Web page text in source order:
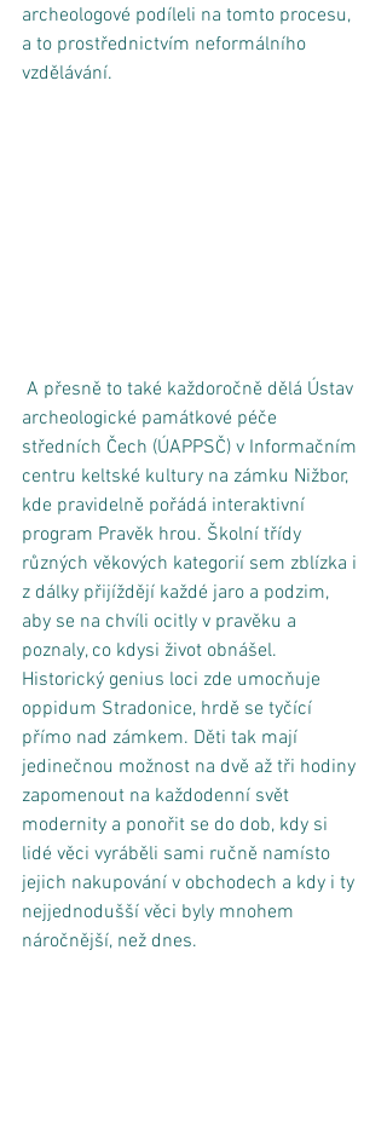
archeologové podíleli na tomto procesu,
a to prostřednictvím neformálního
vzdělávání.
archeologické památkové péče
středních Čech (ÚAPPSČ) v Informačním
centru keltské kultury na zámku Nižbor,
kde pravidelně pořádá interaktivní
program Pravěk hrou. Školní třídy
různých věkových kategorií sem zblízka i
z dálky přijíždějí každé jaro a podzim,
aby se na chvíli ocitly v pravěku a
poznaly, co kdysi život obnášel.
Historický genius loci zde umocňuje
oppidum Stradonice, hrdě se tyčící
přímo nad zámkem. Děti tak mají
jedinečnou možnost na dvě až tři hodiny
zapomenout na každodenní svět
modernity a ponořit se do dob, kdy si
lidé věci vyráběli sami ručně namísto
jejich nakupování v obchodech a kdy i ty
nejjednodušší věci byly mnohem
náročnější, než dnes.